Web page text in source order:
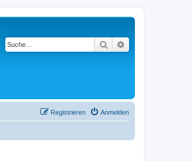
Suche
Anmelden
Registrieren